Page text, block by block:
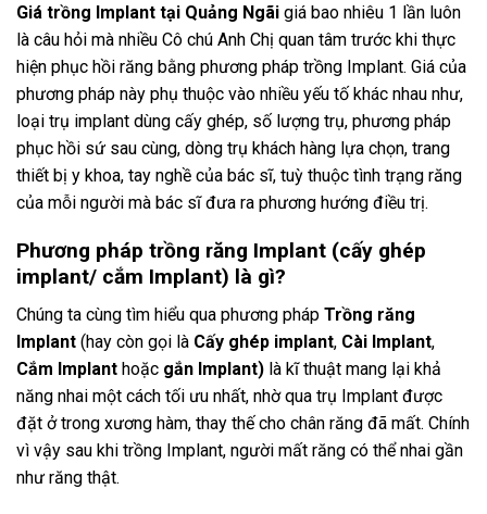
Giá trồng Implant tại Quảng Ngãi giá bao nhiêu 1 lần luôn
là câu hỏi mà nhiều Cô chú Anh Chị quan tâm trước khi thực
hiện phục hồi răng bằng phương pháp trồng Implant. Giá của
phương pháp này phụ thuộc vào nhiều yếu tố khác nhau như,
loại trụ implant dùng cấy ghép, số lượng trụ, phương pháp
phục hồi sứ sau cùng, dòng trụ khách hàng lựa chọn, trang
thiết bị y khoa, tay nghề của bác sĩ, tuỳ thuộc tình trạng răng
của mỗi người mà bác sĩ đưa ra phương hướng điều trị.
Phương pháp trồng răng Implant (cấy ghép
implant/ cắm Implant) là gì?
Chúng ta cùng tìm hiểu qua phương pháp Trồng răng
Implant (hay còn gọi là Cấy ghép implant, Cài Implant,
Cắm Implant hoặc gắn Implant) là kĩ thuật mang lại khả
năng nhai một cách tối ưu nhất, nhờ qua trụ Implant được
đặt ở trong xương hàm, thay thế cho chân răng đã mất. Chính
vì vậy sau khi trồng Implant, người mất răng có thể nhai gần
như răng thật.